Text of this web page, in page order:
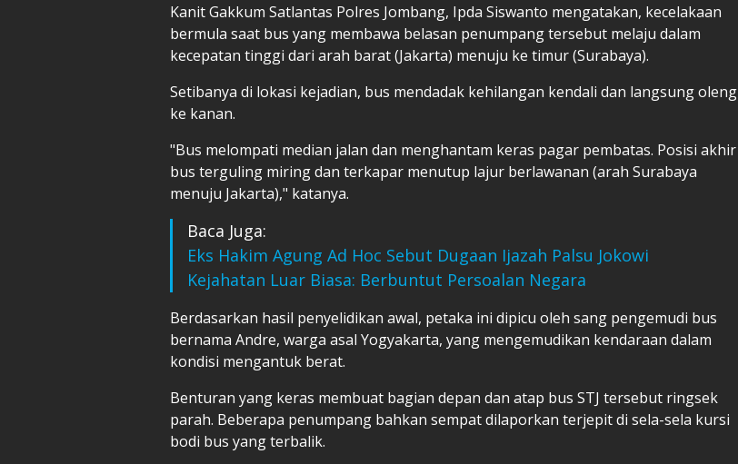
Kanit Gakkum Satlantas Polres Jombang, Ipda Siswanto mengatakan, kecelakaan
bermula saat bus yang membawa belasan penumpang tersebut melaju dalam
kecepatan tinggi dari arah barat (Jakarta) menuju ke timur (Surabaya).
Setibanya di lokasi kejadian, bus mendadak kehilangan kendali dan langsung oleng
ke kanan.
"Bus melompati median jalan dan menghantam keras pagar pembatas. Posisi akhir
bus terguling miring dan terkapar menutup lajur berlawanan (arah Surabaya
menuju Jakarta)," katanya.
Baca Juga:
Eks Hakim Agung Ad Hoc Sebut Dugaan Ijazah Palsu Jokowi
Kejahatan Luar Biasa: Berbuntut Persoalan Negara
Berdasarkan hasil penyelidikan awal, petaka ini dipicu oleh sang pengemudi bus
bernama Andre, warga asal Yogyakarta, yang mengemudikan kendaraan dalam
kondisi mengantuk berat.
Benturan yang keras membuat bagian depan dan atap bus STJ tersebut ringsek
parah. Beberapa penumpang bahkan sempat dilaporkan terjepit di sela-sela kursi
bodi bus yang terbalik.